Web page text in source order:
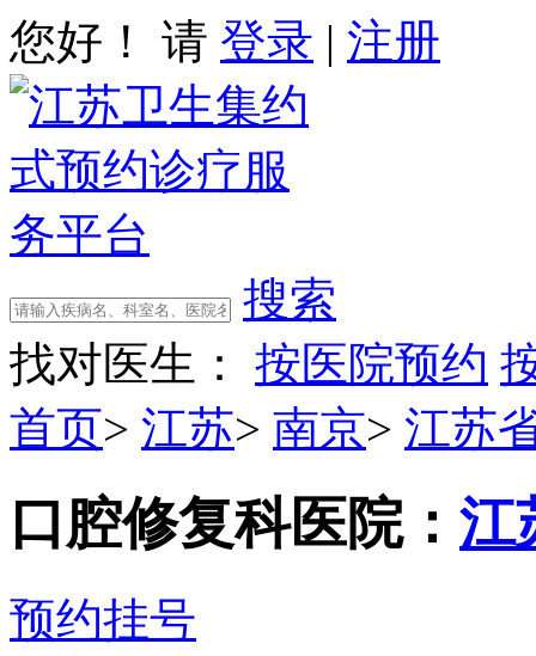
您好！ 请 登录 | 注册
搜索
找对医生：
按医院预约
首页> 江苏> 南京> 江苏
口腔修复科医院： 江
预约挂号